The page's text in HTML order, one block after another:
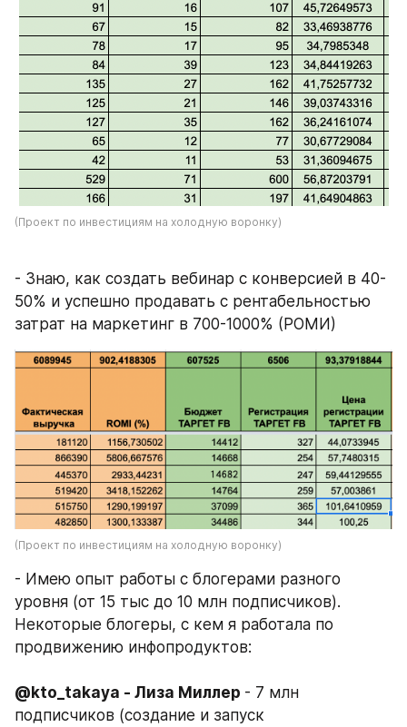
(Проект по инвестициям на холодную воронку)
- Знаю, как создать вебинар с конверсией в 40-
50% и успешно продавать с рентабельностью
затрат на маркетинг в 700-1000% (РОМИ)
(Проект по инвестициям на холодную воронку)
- Имею опыт работы с блогерами разного
уровня (от 15 тыс до 10 млн подписчиков).
Некоторые блогеры, с кем я работала по
продвижению инфопродуктов:
@kto_takaya - Лиза Миллер - 7 млн
подписчиков (создание и запуск